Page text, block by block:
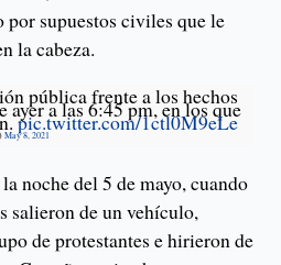
supuestos civiles que le
la cabeza.
pública frente a los hechos
a las 6:45 pm, en los que
pic.twitter.com/1ctl0M9eLe
May 8, 2021
noche del 5 de mayo, cuando
salieron de un vehículo,
de protestantes e hirieron de